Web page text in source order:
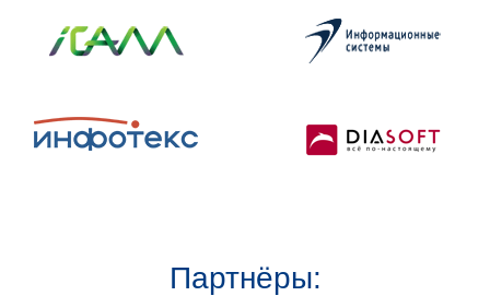
Партнёры: